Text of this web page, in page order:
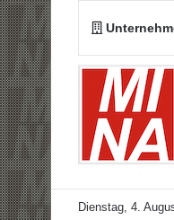
Dienstag, 4.